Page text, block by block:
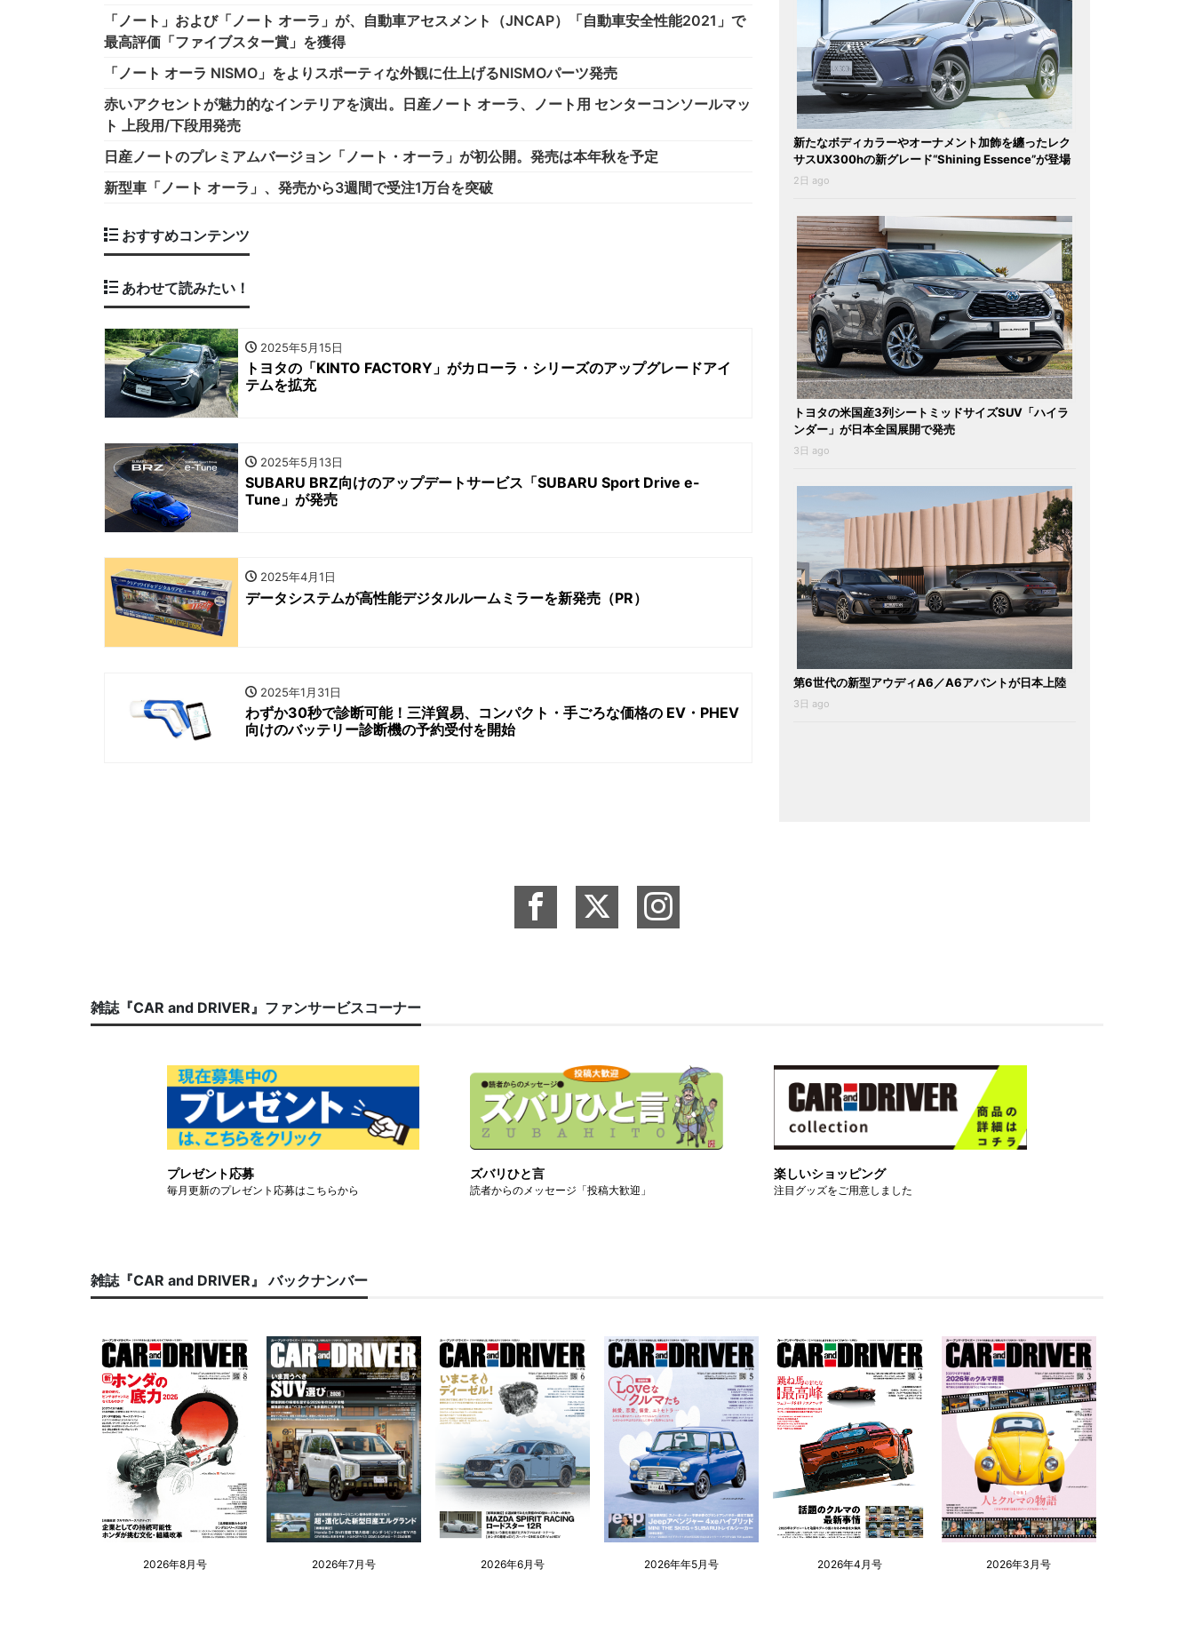
「ノート」および「ノート オーラ」が、自動車アセスメント（JNCAP）「自動車安全性能2021」で
最高評価「ファイブスター賞」を獲得
「ノート オーラ NISMO」をよりスポーティな外観に仕上げるNISMOパーツ発売
赤いアクセントが魅力的なインテリアを演出。日産ノート オーラ、ノート用 センターコンソールマッ
ト 上段用/下段用発売
日産ノートのプレミアムバージョン「ノート・オーラ」が初公開。発売は本年秋を予定
新型車「ノート オーラ」、発売から3週間で受注1万台を突破
おすすめコンテンツ
あわせて読みたい！
2025年5月15日
トヨタの「KINTO FACTORY」がカローラ・シリーズのアップグレードアイ
テムを拡充
2025年5月13日
SUBARU BRZ向けのアップデートサービス「SUBARU Sport Drive e-
Tune」が発売
2025年4月1日
データシステムが高性能デジタルルームミラーを新発売（PR）
2025年1月31日
わずか30秒で診断可能！三洋貿易、コンパクト・手ごろな価格の EV・PHEV
向けのバッテリー診断機の予約受付を開始
新たなボディカラーやオーナメント加飾を纏ったレク
サスUX300hの新グレード“Shining Essence”が登場
2日 ago
トヨタの米国産3列シートミッドサイズSUV「ハイラ
ンダー」が日本全国展開で発売
3日 ago
第6世代の新型アウディA6／A6アバントが日本上陸
3日 ago
雑誌『CAR and DRIVER』ファンサービスコーナー
プレゼント応募
毎月更新のプレゼント応募はこちらから
ズバリひと言
読者からのメッセージ「投稿大歓迎」
楽しいショッピング
注目グッズをご用意しました
雑誌『CAR and DRIVER』 バックナンバー
2026年8月号 2026年7月号 2026年6月号 2026年年5月号 2026年4月号 2026年3月号